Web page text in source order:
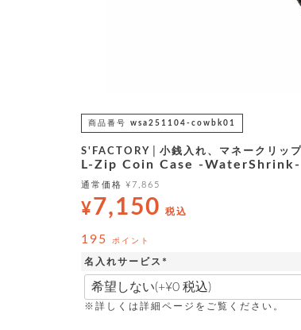
商品番号 wsa251104-cowbk01
S'FACTORY│小銭入れ、マネークリップ
L-Zip Coin Case -WaterShrink-
通常価格 ¥7,865
¥7,150 税込
195 ポイント
名入れサービス
(
必
須
※詳しくは詳細ページをご覧ください。